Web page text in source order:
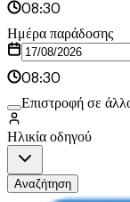
08:30
Ημέρα παράδοσης
08:30
Επιστροφή σε
Ηλικία οδηγού
Αναζήτηση